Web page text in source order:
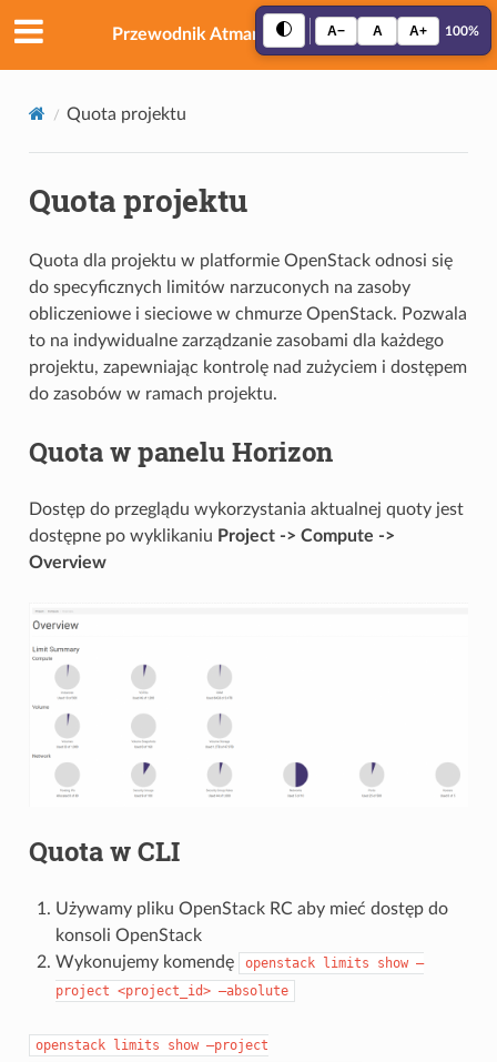
Przewodnik Atman Cloud (OpenStack)
Quota projektu
Quota projektu
Quota dla projektu w platformie OpenStack odnosi się
do specyficznych limitów narzuconych na zasoby
obliczeniowe i sieciowe w chmurze OpenStack. Pozwala
to na indywidualne zarządzanie zasobami dla każdego
projektu, zapewniając kontrolę nad zużyciem i dostępem
do zasobów w ramach projektu.
Quota w panelu Horizon
Dostęp do przeglądu wykorzystania aktualnej quoty jest
dostępne po wyklikaniu Project -> Compute ->
Overview
Quota w CLI
Używamy pliku OpenStack RC aby mieć dostęp do
konsoli OpenStack
Wykonujemy komendę
openstack limits show –
project <project_id> –absolute
openstack limits show –project
A− A A+ 100%